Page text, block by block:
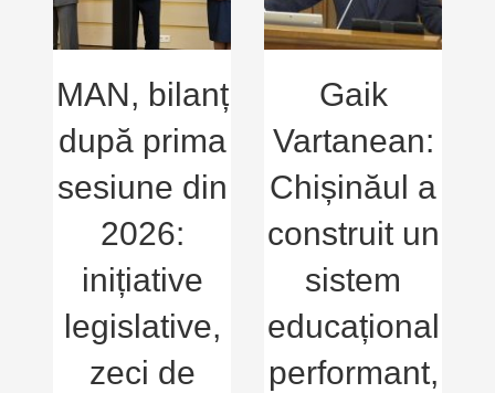
MAN, bilanț
după prima
sesiune din
2026:
inițiative
legislative,
zeci de
Gaik
Vartanean:
Chișinăul a
construit un
sistem
educațional
performant,